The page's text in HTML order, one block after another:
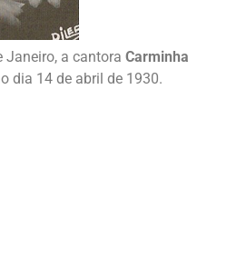
Janeiro, a cantora Carminha
dia 14 de abril de 1930.